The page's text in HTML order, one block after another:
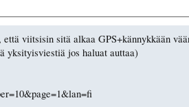
viitsisin sitä alkaa GPS+kännykkään
yksityisviestiä jos haluat auttaa)